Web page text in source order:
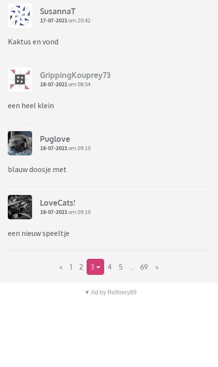
SusannaT
17-07-2021 om 20:42
Kaktus en vond
GrippingKouprey73
18-07-2021 om 08:54
een heel klein
Puglove
18-07-2021 om 09:10
blauw doosje met
LoveCats!
18-07-2021 om 09:10
een nieuw speeltje
« 1 2 3 4 5 69 »
▼ Ad by Refinery89